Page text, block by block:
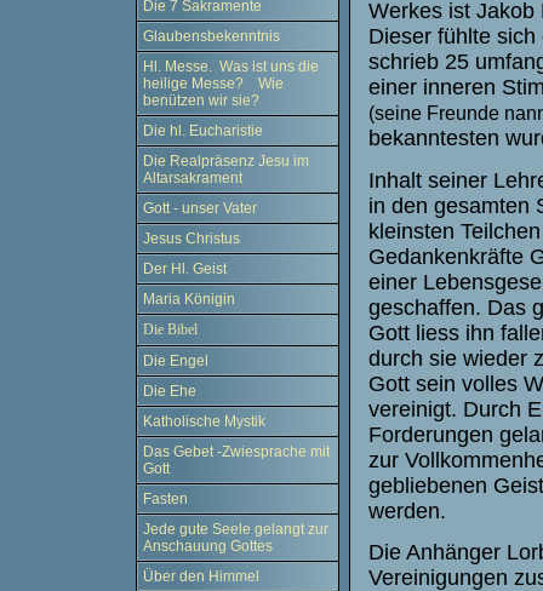
Die 7 Sakramente
Glaubensbekenntnis
Hl. Messe. Was ist uns die
heilige Messe? Wie
benützen wir sie?
Die hl. Eucharistie
Die Realpräsenz Jesu im
Altarsakrament
Gott - unser Vater
Jesus Christus
Der Hl. Geist
Maria Königin
Die Bibel
Die Engel
Die Ehe
Katholische Mystik
Das Gebet -Zwiesprache mit
Gott
Fasten
Jede gute Seele gelangt zur
Anschauung Gottes
Über den Himmel
Werkes ist
Dieser fühlte
schrieb 25
einer inneren
(seine Freunde
bekanntesten
Inhalt seiner
in den gesamten
kleinsten
Gedankenkräfte
einer
geschaffen. Das
Gott liess ihn
durch sie wieder
Gott sein volles
vereinigt. Durch
Forderungen
zur
gebliebenen
werden.
Die Anhänger
Vereinigungen